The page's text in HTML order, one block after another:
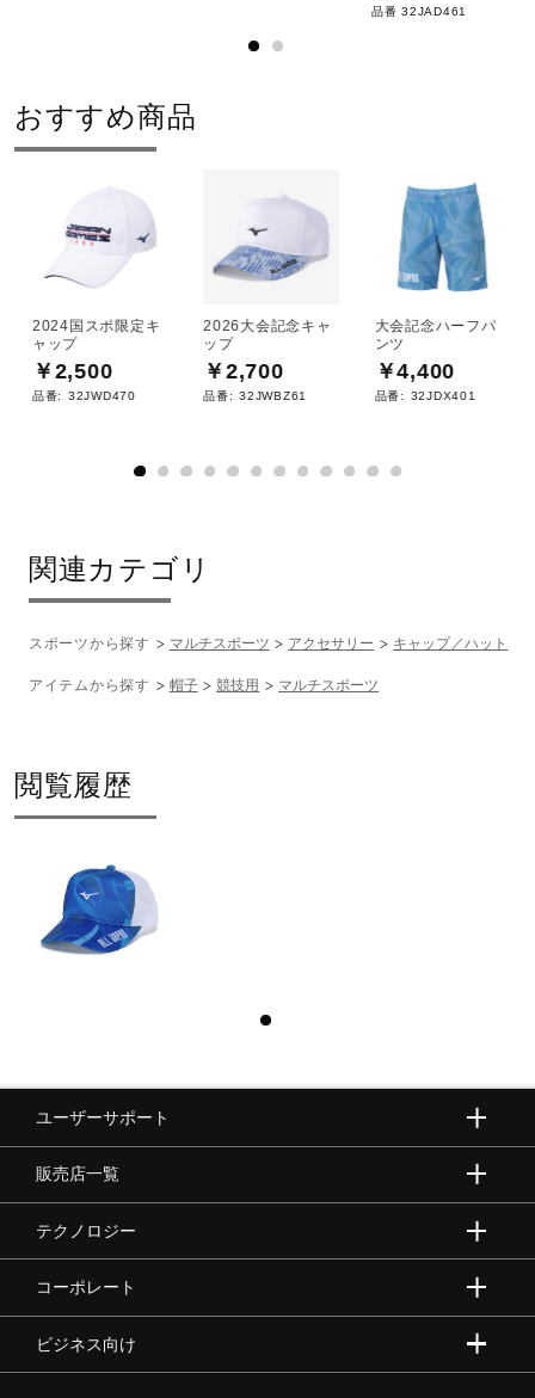
品番 32JAD461
おすすめ商品
2024国スポ限定キ
ャップ
￥2,500
品番: 32JWD470
2026大会記念キャ
ップ
￥2,700
品番: 32JWBZ61
大会記念ハーフパ
ンツ
￥4,400
品番: 32JDX401
関連カテゴリ
スポーツから探す マルチスポーツ アクセサリー キャップ／ハット
アイテムから探す 帽子 競技用 マルチスポーツ
閲覧履歴
ユーザーサポート
販売店一覧
テクノロジー
コーポレート
ビジネス向け